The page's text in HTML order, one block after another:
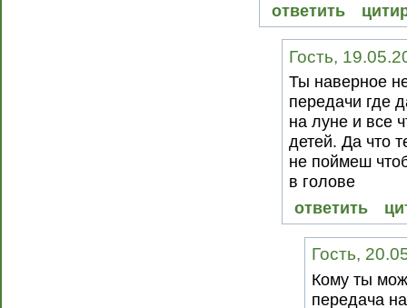
ответить
Гость,
Ты наверное
передачи где
на луне и все
детей. Да что
не поймеш
в голове
ответить
Гость,
Кому ты
передача